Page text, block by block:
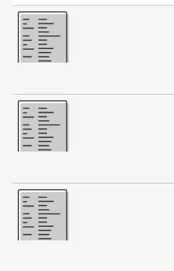
Plis
Plis
Plis